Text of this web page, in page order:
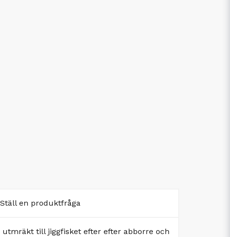
Ställ en produktfråga
till jiggfisket efter efter abborre och